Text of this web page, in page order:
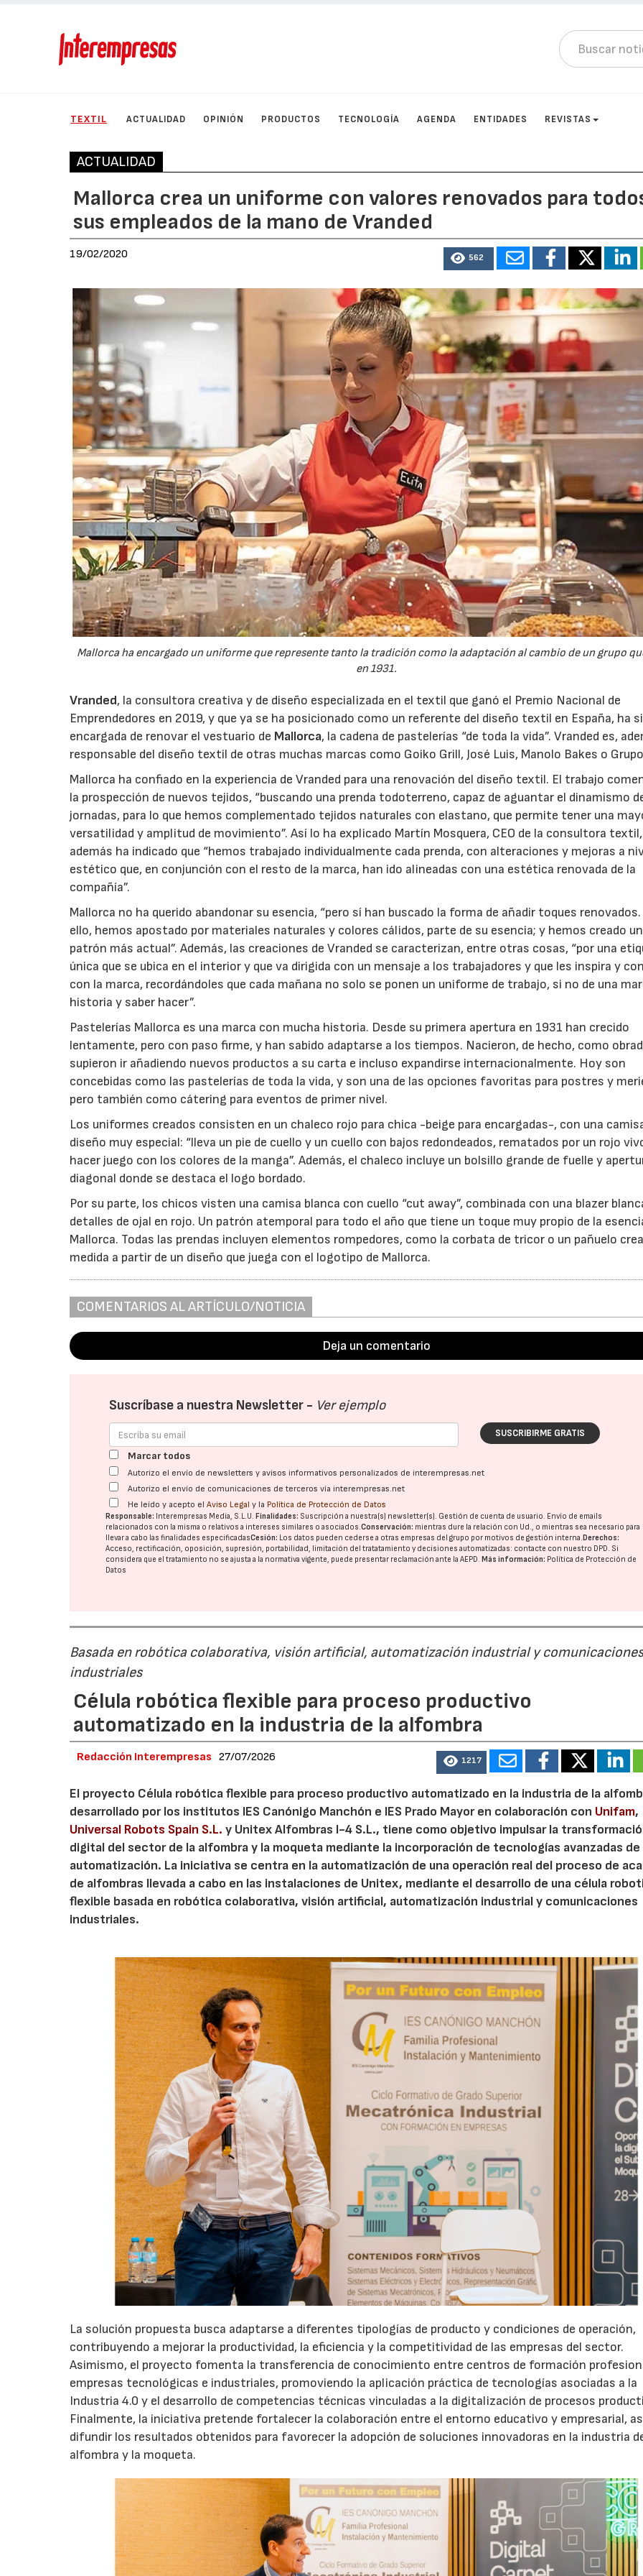
TEXTIL ACTUALIDAD OPINIÓN PRODUCTOS TECNOLOGÍA AGENDA ENTIDADES REVISTAS
ACTUALIDAD
Mallorca crea un uniforme con valores renovados para
sus empleados de la mano de Vranded
19/02/2020 562
Mallorca ha encargado un uniforme que represente tanto la tradición como la adaptación al cambio de un grupo
en 1931.
Vranded, la consultora creativa y de diseño especializada en el textil que ganó el Premio Nacional de
Emprendedores en 2019, y que ya se ha posicionado como un referente del diseño textil en España, ha
encargada de renovar el vestuario de Mallorca, la cadena de pastelerías “de toda la vida”. Vranded es,
responsable del diseño textil de otras muchas marcas como Goiko Grill, José Luis, Manolo Bakes o
Mallorca ha confiado en la experiencia de Vranded para una renovación del diseño textil. El trabajo
la prospección de nuevos tejidos, “buscando una prenda todoterreno, capaz de aguantar el dinamismo
jornadas, para lo que hemos complementado tejidos naturales con elastano, que permite tener una
versatilidad y amplitud de movimiento”. Así lo ha explicado Martín Mosquera, CEO de la consultora
además ha indicado que “hemos trabajado individualmente cada prenda, con alteraciones y mejoras a
estético que, en conjunción con el resto de la marca, han ido alineadas con una estética renovada de la
compañía”.
Mallorca no ha querido abandonar su esencia, “pero sí han buscado la forma de añadir toques
ello, hemos apostado por materiales naturales y colores cálidos, parte de su esencia; y hemos creado un
patrón más actual”. Además, las creaciones de Vranded se caracterizan, entre otras cosas, “por una
única que se ubica en el interior y que va dirigida con un mensaje a los trabajadores y que les inspira y
con la marca, recordándoles que cada mañana no solo se ponen un uniforme de trabajo, si no de una
historia y saber hacer”.
Pastelerías Mallorca es una marca con mucha historia. Desde su primera apertura en 1931 han crecido
lentamente, pero con paso firme, y han sabido adaptarse a los tiempos. Nacieron, de hecho, como
supieron ir añadiendo nuevos productos a su carta e incluso expandirse internacionalmente. Hoy son
concebidas como las pastelerías de toda la vida, y son una de las opciones favoritas para postres y
pero también como cátering para eventos de primer nivel.
Los uniformes creados consisten en un chaleco rojo para chica -beige para encargadas-, con una
diseño muy especial: “lleva un pie de cuello y un cuello con bajos redondeados, rematados por un rojo
hacer juego con los colores de la manga”. Además, el chaleco incluye un bolsillo grande de fuelle y
diagonal donde se destaca el logo bordado.
Por su parte, los chicos visten una camisa blanca con cuello “cut away”, combinada con una blazer
detalles de ojal en rojo. Un patrón atemporal para todo el año que tiene un toque muy propio de la
Mallorca. Todas las prendas incluyen elementos rompedores, como la corbata de tricor o un pañuelo
medida a partir de un diseño que juega con el logotipo de Mallorca.
COMENTARIOS AL ARTÍCULO/NOTICIA
Deja un comentario
Suscríbase a nuestra Newsletter - Ver ejemplo
SUSCRIBIRME GRATIS
Marcar todos
Autorizo el envío de newsletters y avisos informativos personalizados de interempresas.net
Autorizo el envío de comunicaciones de terceros vía interempresas.net
He leído y acepto elAviso Legal y la Política de Protección de Datos
Responsable: Interempresas Media, S.L.U. Finalidades: Suscripción a nuestra(s) newsletter(s). Gestión de cuenta de usuario. Envío de emails
relacionados con la misma o relativos a intereses similares o asociados.Conservación: mientras dure la relación con Ud., o mientras sea necesario para
llevar a cabo las finalidades especificadasCesión: Los datos pueden cederse a otras empresas del grupo por motivos de gestión interna. Derechos:
Acceso, rectificación, oposición, supresión, portabilidad, limitación del tratatamiento y decisiones automatizadas: contacte con nuestro DPD. Si
considera que el tratamiento no se ajusta a la normativa vigente, puede presentar reclamación ante laAEPD. Más información: Política de Protección de
Datos
Basada en robótica colaborativa, visión artificial, automatización industrial y
industriales
Célula robótica flexible para proceso productivo
automatizado en la industria de la alfombra
Redacción Interempresas 27/07/2026 1217
El proyecto Célula robótica flexible para proceso productivo automatizado en la industria de la
desarrollado por los institutos IES Canónigo Manchón e IES Prado Mayor en colaboración con Unifam,
Universal Robots Spain S.L. y Unitex Alfombras I-4 S.L., tiene como objetivo impulsar la
digital del sector de la alfombra y la moqueta mediante la incorporación de tecnologías avanzadas de
automatización. La iniciativa se centra en la automatización de una operación real del proceso de
de alfombras llevada a cabo en las instalaciones de Unitex, mediante el desarrollo de una célula
flexible basada en robótica colaborativa, visión artificial, automatización industrial y comunicaciones
industriales.
La solución propuesta busca adaptarse a diferentes tipologías de producto y condiciones de operación,
contribuyendo a mejorar la productividad, la eficiencia y la competitividad de las empresas del sector.
Asimismo, el proyecto fomenta la transferencia de conocimiento entre centros de formación
empresas tecnológicas e industriales, promoviendo la aplicación práctica de tecnologías asociadas a la
Industria 4.0 y el desarrollo de competencias técnicas vinculadas a la digitalización de procesos
Finalmente, la iniciativa pretende fortalecer la colaboración entre el entorno educativo y empresarial,
difundir los resultados obtenidos para favorecer la adopción de soluciones innovadoras en la industria
alfombra y la moqueta.
30/06/2026 28/07/2026